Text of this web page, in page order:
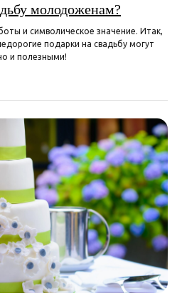
молодоженам?
и символическое значение. Итак,
подарки на свадьбу могут
и полезными!